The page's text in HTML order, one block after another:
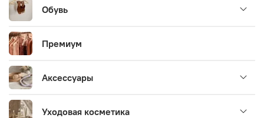
Обувь
Премиум
Аксессуары
Уходовая косметика